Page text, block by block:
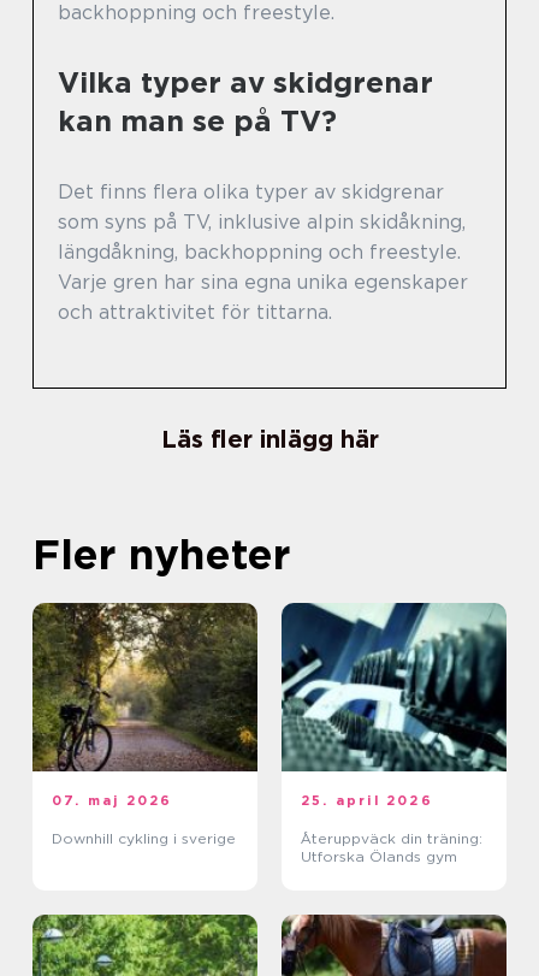
backhoppning och freestyle.
Vilka typer av skidgrenar
kan man se på TV?
Det finns flera olika typer av skidgrenar
som syns på TV, inklusive alpin skidåkning,
längdåkning, backhoppning och freestyle.
Varje gren har sina egna unika egenskaper
och attraktivitet för tittarna.
Läs fler inlägg här
Fler nyheter
07. maj 2026
Downhill cykling i sverige
25. april 2026
Återuppväck din träning:
Utforska Ölands gym